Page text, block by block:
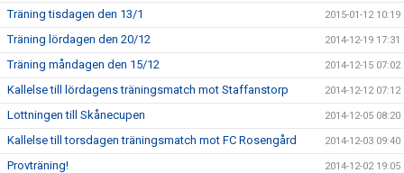
Träning tisdagen den 13/1 2015-01-12 10:19
Träning lördagen den 20/12 2014-12-19 17:31
Träning måndagen den 15/12 2014-12-15 07:02
Kallelse till lördagens träningsmatch mot Staffanstorp 2014-12-12 07:12
Lottningen till Skånecupen 2014-12-05 08:20
Kallelse till torsdagen träningsmatch mot FC Rosengård 2014-12-03 09:40
Provträning! 2014-12-02 19:05